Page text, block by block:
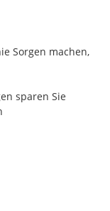
Sorgen machen,
sparen Sie